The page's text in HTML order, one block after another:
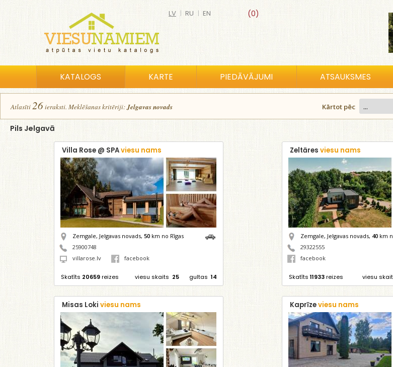
(0)
LV | RU | EN
KATALOGS KARTE PIEDĀVĀJUMI ATSAUKSMES
Atlasīti26ieraksti. Meklēšanas kritēriji:Jelgavas novads Kārtot pēc
Pils Jelgavā
Villa Rose @ SPAviesu nams
Zemgale, Jelgavas novads, 50km no Rīgas
25900748
villarose.lv
facebook
Skatīts 20659reizes gultas 14
viesu skaits 25
Zeltāresviesu nams
Zemgale, Jelgavas novads, 40 km
29322555
facebook
Skatīts11933reizes viesu
Misas Loki viesu nams Kaprīzeviesu nams